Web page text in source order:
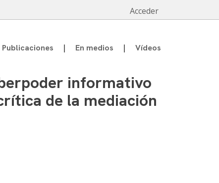
Acceder
Publicaciones En medios Vídeos
informativo
de la mediación